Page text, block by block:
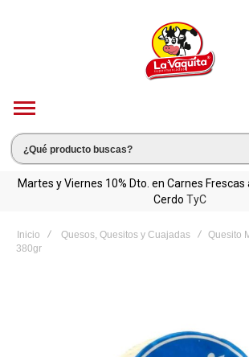
Martes y Viernes 10% Dto. en Carnes
Cerdo TyC
Inicio Quesos, Quesitos y Cuajadas
Quesito
380gr